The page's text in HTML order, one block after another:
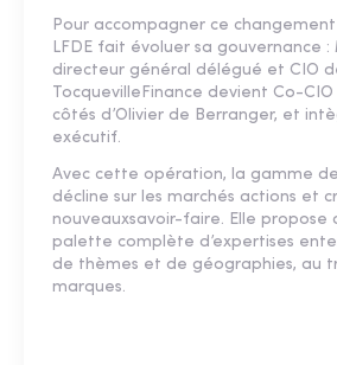
Pour accompagner ce
LFDE fait évoluer sa gouvernance :
directeur général délégué et CIO
TocquevilleFinance devient Co-CIO
côtés d’Olivier de Berranger, et
Avec cette opération, la gamme de
décline sur les marchés actions et
nouveauxsavoir-faire. Elle propose
palette complète d’expertises
de thèmes et de géographies, au
marques.